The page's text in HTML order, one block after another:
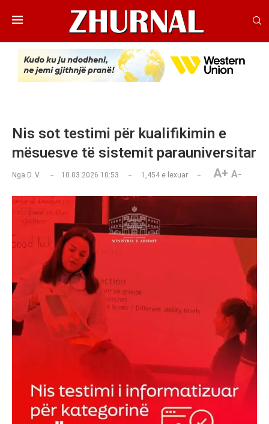
Nis sot testimi për kualifikimin e
mësuesve të sistemit parauniversitar
Nga D. V. 10.03.2026 10:53 1,454 e lexuar A+ A-